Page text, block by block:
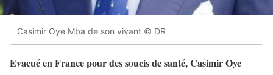
Casimir Oye Mba de son vivant © DR
Evacué en France pour des soucis de santé, Casimir Oye